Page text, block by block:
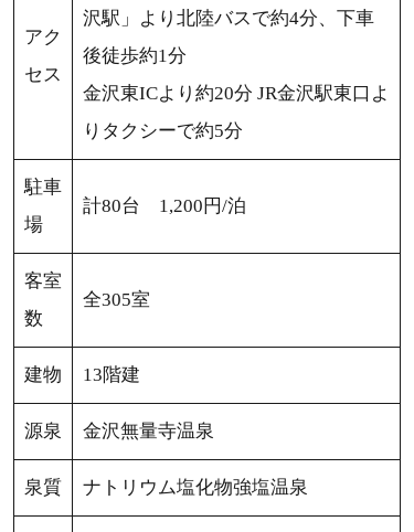
アク
セス
沢駅」より北陸バスで約4分、下車
後徒歩約1分
金沢東ICより約20分 JR金沢駅東口よ
りタクシーで約5分
駐車
場
計80台 1,200円/泊
客室
数
全305室
建物 13階建
源泉 金沢無量寺温泉
泉質 ナトリウム塩化物強塩温泉